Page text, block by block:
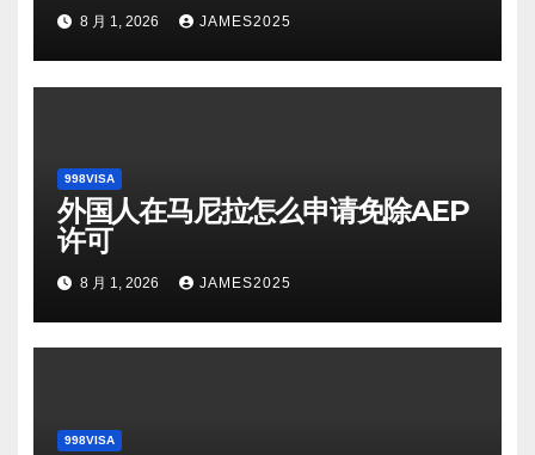
8 月 1, 2026 JAMES2025
998VISA
外国人在马尼拉怎么申请免除AEP
许可
8 月 1, 2026 JAMES2025
998VISA